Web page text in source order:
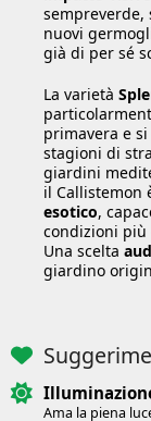
sempreverde,
nuovi
già di per sé
La varietà
primavera e
stagioni di
giardini
il Callistemon
esotico,
condizioni più
Una scelta
giardino
Ama la piena